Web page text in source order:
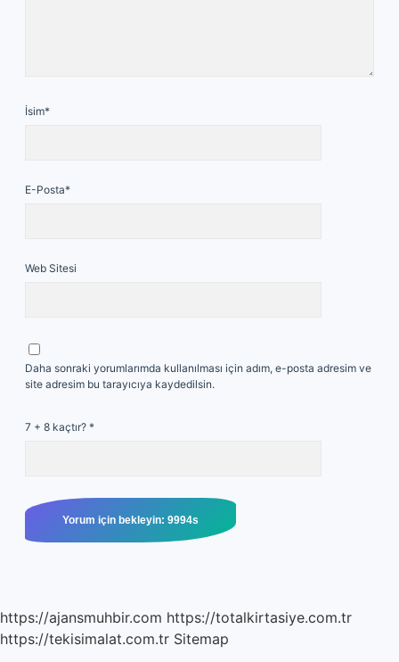
İsim*
E-Posta*
Web Sitesi
Daha sonraki yorumlarımda kullanılması için adım, e-posta adresim ve
site adresim bu tarayıcıya kaydedilsin.
7 + 8 kaçtır? *
https://ajansmuhbir.com https://totalkirtasiye.com.tr
https://tekisimalat.com.tr Sitemap